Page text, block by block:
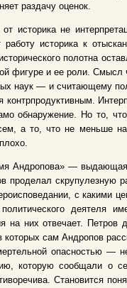
раздачу оценок.
историка не
работу историка к
полотна
фигуре и ее роли.
наук — и считающему
обнаружение. Но то,
а то, что не меньше
Андропова» —
проделал скрупулезную
с какими
деятеля
на них отвечает.
которых сам Андропов
опасностью —
которую сообщали о
Становится